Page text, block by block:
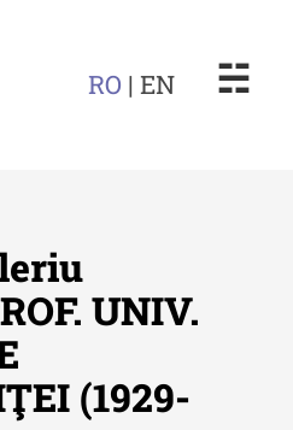
RO | EN ☵
istorice"
istorice" - XLIV
UNIV.
(1929-